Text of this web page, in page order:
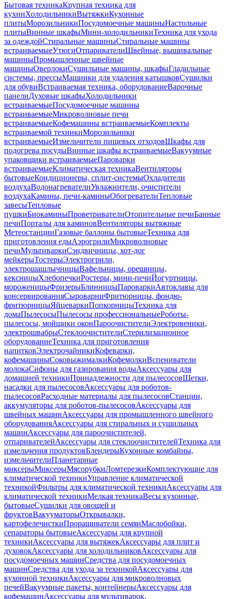
Бытовая техникаКрупная техника для
кухниХолодильникиВытяжкиКухонные
плитыМорозильникиПосудомоечные машиныНастольные
плитыВинные шкафыМини-холодильникиТехника для ухода
за одеждойСтиральные машиныСтиральные машины
встраиваемыеУтюгиОтпаривателиШвейные, вышивальные
машиныПромышленные швейные
машиныОверлокиСушильные машины, шкафыГладильные
системы, прессыМашинки для удаления катышковСушилки
для обувиВстраиваемая техника, оборудованиеВарочные
панелиДуховые шкафыХолодильники
встраиваемыеПосудомоечные машины
встраиваемыеМикроволновые печи
встраиваемыеКофемашины встраиваемыеКомплекты
встраиваемой техникиМорозильники
встраиваемыеИзмельчители пищевых отходовШкафы для
подогрева посудыВинные шкафы встраиваемыеВакуумные
упаковщики встраиваемыеПароварки
встраиваемыеКлиматическая техникаВентиляторы
бытовыеКондиционеры, сплит-системыОхладители
воздухаВодонагревателиУвлажнители, очистители
воздухаКамины, печи-каминыОбогревателиТепловые
завесыТепловые
пушкиБиокаминыПроветривателиОтопительные печиБанные
печиПорталы для каминовВентиляторы вытяжные
МетеостанцииГазовые баллоны бытовыеТехника для
приготовления едыАэрогрилиМикроволновые
печиМультиваркиСэндвичницы, хот-дог
мейкерыТостерыЭлектрогрили,
электрошашлычницыВафельницы, орешницы,
кексницыХлебопечкиРостеры, мини-печиЙогуртницы,
мороженицыФризерыБлинницыПароваркиАвтоклавы для
консервированияСыроварниФритюрницы, фондю-
фритюрницыЯйцеваркиПопкорницыТехника для
домаПылесосыПылесосы профессиональныеРоботы-
пылесосы, мойщики оконПароочистителиЭлектровеники,
электрошвабрыСтеклоочистителиСтерилизационное
оборудованиеТехника для приготовления
напитковЭлектрочайникиКофеварки,
кофемашиныСоковыжималкиКофемолкиВспениватели
молокаСифоны для газирования водыАксессуары для
домашней техникиПринадлежности для пылесосовЩетки,
насадки для пылесосовАксессуары для роботов-
пылесосовРасходные материалы для пылесосовСтанции,
аккумуляторы для роботов-пылесосовАксессуары для
швейных машинАксессуары для промышленного швейного
оборудованияАксессуары для стиральных и сушильных
машинАксессуары для пароочистителей,
отпаривателейАксессуары для стеклоочистителейТехника для
измельчения продуктовБлендерыКухонные комбайны,
измельчителиПланетарные
миксерыМиксерыМясорубкиЛомтерезкиКомплектующие для
климатической техникиУправление климатической
техникойФильтры для климатической техникиАксессуары для
климатической техникиМелкая техникаВесы кухонные,
бытовыеСушилки для овощей и
фруктовВакууматорыОткрывалки,
картофелечисткиПроращиватели семянМаслобойки,
сепараторы бытовыеАксессуары для крупной
техникиАксессуары для вытяжекАксессуары для плит и
духовокАксессуары для холодильниковАксессуары для
посудомоечных машинСредства для посудомоечных
машинСредства для ухода за техникойАксессуары для
кухонной техникиАксессуары для микроволновых
печейВакуумные пакеты, контейнерыАксессуары для
кофемашинАксессуары для мультиварок,